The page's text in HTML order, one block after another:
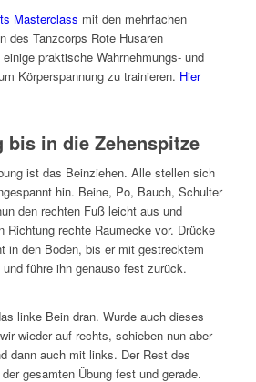
Masterclass mit den mehrfachen
des Tanzcorps Rote Husaren
praktische Wahrnehmungs- und
Körperspannung zu trainieren. Hier
bis in die Zehenspitze
ist das Beinziehen. Alle stellen sich
hin. Beine, Po, Bauch, Schulter
den rechten Fuß leicht aus und
Richtung rechte Raumecke vor. Drücke
in den Boden, bis er mit gestrecktem
führe ihn genauso fest zurück.
linke Bein dran. Wurde auch dieses
wieder auf rechts, schieben nun aber
dann auch mit links. Der Rest des
gesamten Übung fest und gerade.